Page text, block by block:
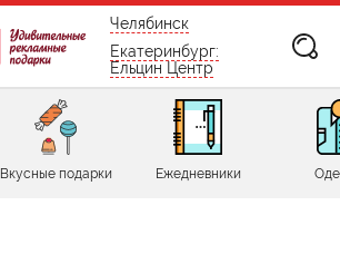
бесплатно по России
Челябинск
Екатеринбург:
Ельцин Центр
Вкусные подарки Ежедневники